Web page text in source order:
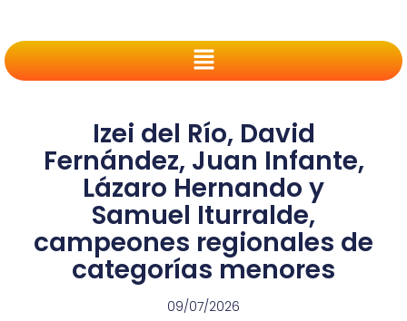
Izei del Río, David
Fernández, Juan Infante,
Lázaro Hernando y
Samuel Iturralde,
campeones regionales de
categorías menores
09/07/2026